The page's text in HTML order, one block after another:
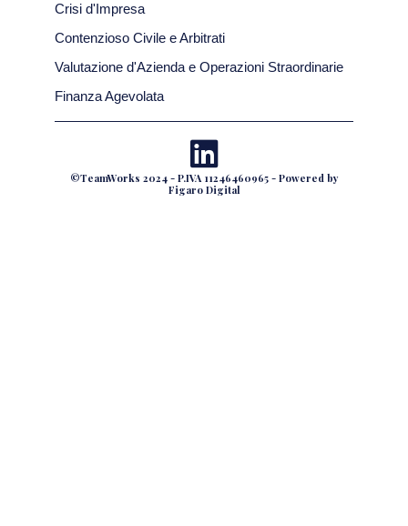
Crisi d'Impresa
Contenzioso Civile e Arbitrati
Valutazione d'Azienda e Operazioni Straordinarie
Finanza Agevolata
©TeamWorks 2024 - P.IVA 11246460965 - Powered by
Figaro Digital